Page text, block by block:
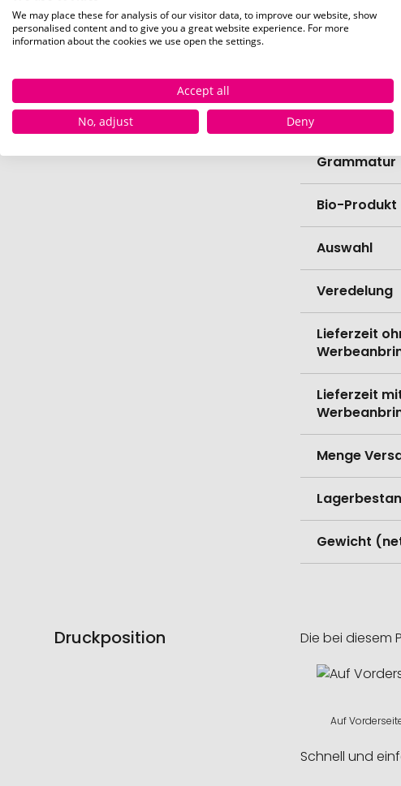
Material
Breite
Grammatur
Bio-Produkt
Auswahl
Veredelung
Lieferzeit
Lieferzeit
Menge
Gewicht
Druckposition Die bei diesem
Auf
Schnell und
We may place these for analysis of our visitor data, to improve our website, show
personalised content and to give you a great website experience. For more
information about the cookies we use open the settings.
Accept all
No, adjust
Deny